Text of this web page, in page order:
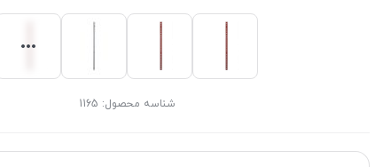
شناسه محصول: 1165